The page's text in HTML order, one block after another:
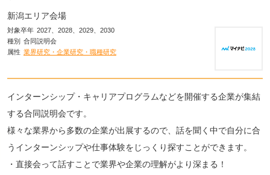
新潟エリア会場
対象卒年 2027、2028、2029、2030
種別 合同説明会
属性 業界研究・企業研究・職種研究
インターンシップ・キャリアプログラムなどを開催する企業が集結
する合同説明会です。
様々な業界から多数の企業が出展するので、話を聞く中で自分に合
うインターンシップや仕事体験をじっくり探すことができます。
・直接会って話すことで業界や企業の理解がより深まる！